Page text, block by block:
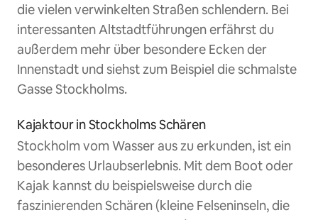
die vielen verwinkelten Straßen schlendern. Bei
interessanten Altstadtführungen erfährst du
außerdem mehr über besondere Ecken der
Innenstadt und siehst zum Beispiel die schmalste
Gasse Stockholms.
Kajaktour in Stockholms Schären
Stockholm vom Wasser aus zu erkunden, ist ein
besonderes Urlaubserlebnis. Mit dem Boot oder
Kajak kannst du beispielsweise durch die
faszinierenden Schären (kleine Felseninseln, die